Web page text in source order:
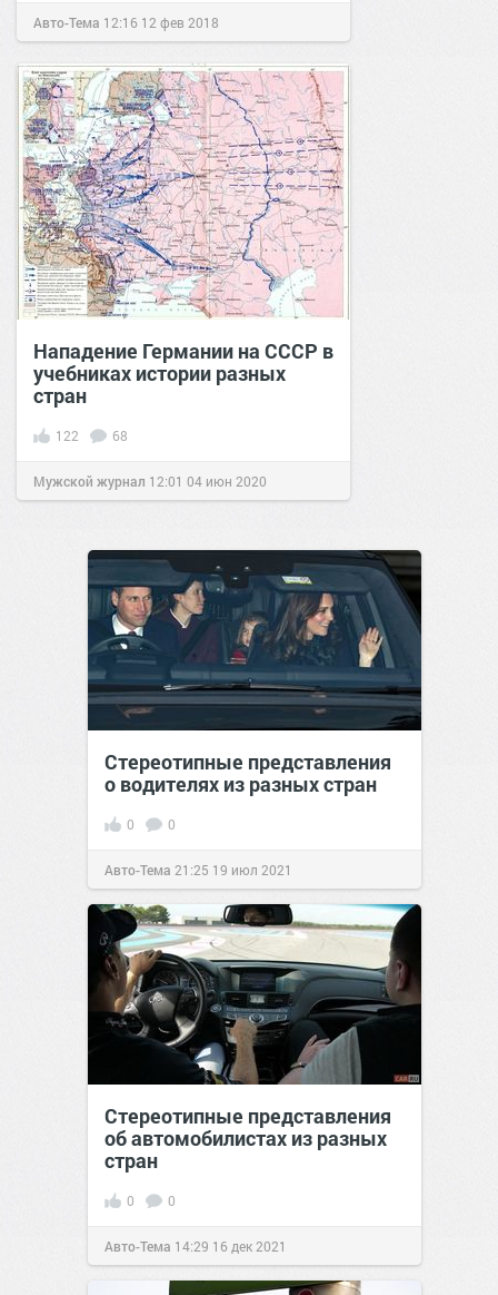
Авто-Тема 12:16 12 фев 2018
Нападение Германии на СССР в
учебниках истории разных
стран
122 68
Мужской журнал 12:01 04 июн 2020
Стереотипные представления
о водителях из разных стран
0 0
Авто-Тема 21:25 19 июл 2021
Стереотипные представления
об автомобилистах из разных
стран
0 0
Авто-Тема 14:29 16 дек 2021